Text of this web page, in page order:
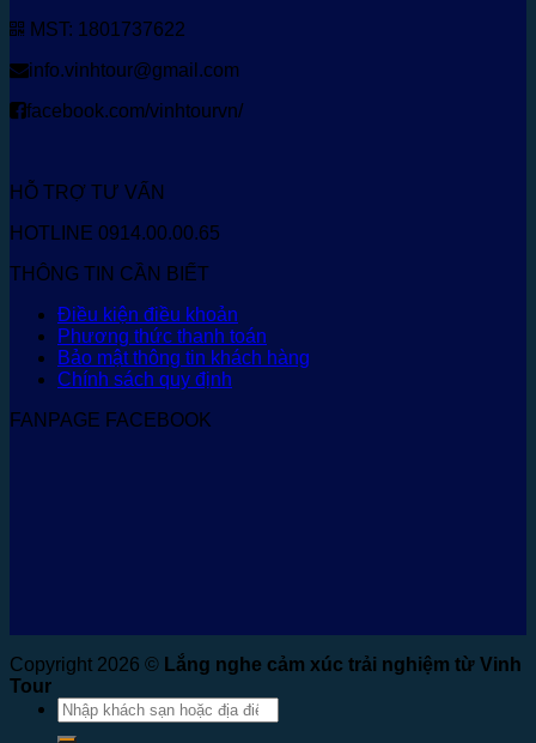
MST: 1801737622
info.vinhtour@gmail.com
facebook.com/vinhtourvn/
HỖ TRỢ TƯ VẤN
HOTLINE 0914.00.00.65
THÔNG TIN CẦN BIẾT
Điều kiện điều khoản
Phương thức thanh toán
Bảo mật thông tin khách hàng
Chính sách quy định
FANPAGE FACEBOOK
Copyright 2026 © Lắng nghe cảm xúc trải nghiệm từ Vinh
Tour
Tìm
kiếm: